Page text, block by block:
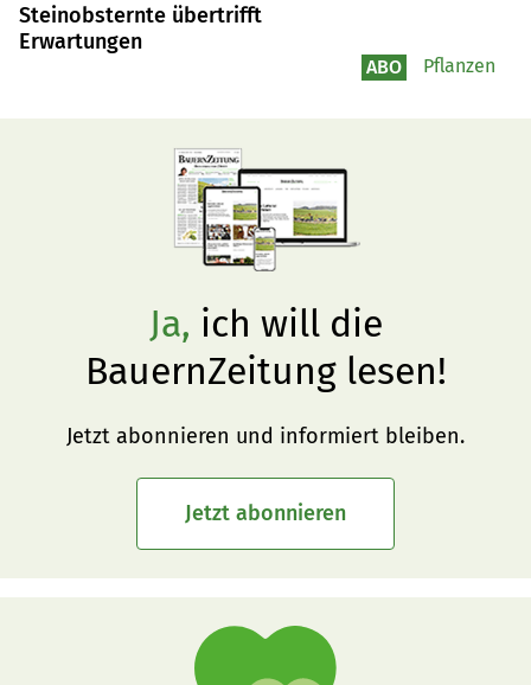
Steinobsternte übertrifft
Erwartungen
ABO Pflanzen
Ja, ich will die
BauernZeitung lesen!
Jetzt abonnieren und informiert bleiben.
Jetzt abonnieren